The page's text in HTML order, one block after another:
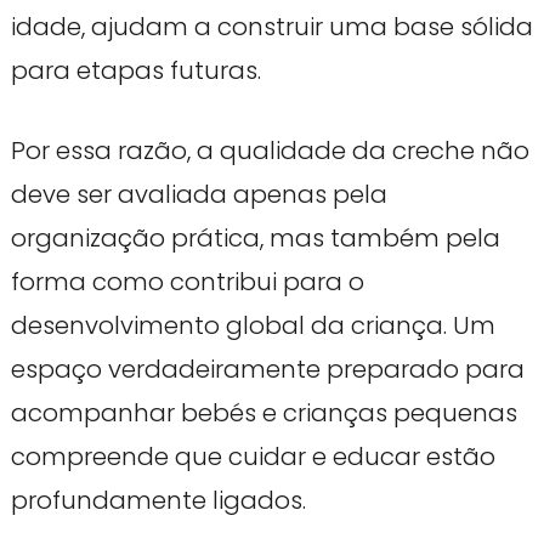
idade, ajudam a construir uma base sólida
para etapas futuras.
Por essa razão, a qualidade da creche não
deve ser avaliada apenas pela
organização prática, mas também pela
forma como contribui para o
desenvolvimento global da criança. Um
espaço verdadeiramente preparado para
acompanhar bebés e crianças pequenas
compreende que cuidar e educar estão
profundamente ligados.